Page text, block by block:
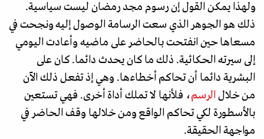
ولهذا يمكن القول إن رسوم مجد رمضان ليست سياسية.
ذلك هو الجوهر الذي سعت الرسامة الوصول إليه ونجحت في
مسعاها حين انفتحت بالحاضر على ماضيه وأعادت اليومي
إلى سيرته الحكائية. ذلك ما كان يحدث دائما. كان على
البشرية دائما أن تحاكم أخطاءها. وهي إذ تفعل ذلك الآن
من خلال الرسم، فلأنها لا تملك أداة أخرى. فهي تستعين
بالأسطورة لكي تحاكم الواقع ومن خلالها وقف الحاضر في
مواجهة الحقيقة.